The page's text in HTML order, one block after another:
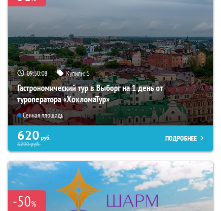
09:50:07 Купили:5
Гастрономический тур в Выборг на 1 день от
туроператора «ХохломаТур»
Сенная площадь
620 руб.
6290руб.
ПОДРОБНЕЕ
-50%